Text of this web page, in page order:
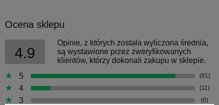
Ocena sklepu
4.9
Opinie, z których została wyliczona średnia,
są wystawione przez zweryfikowanych
klientów, którzy dokonali zakupu w sklepie.
5
(81)
4 (11)
3 (0)